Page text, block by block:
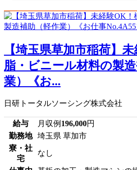
【埼玉県草加市稲荷】
脂・ビニール材料の製
業）《お...
日研トータルソーシング株式会社
給与 月収例 196,000円
勤務地
埼玉県 草加市
寮・社
宅
なし